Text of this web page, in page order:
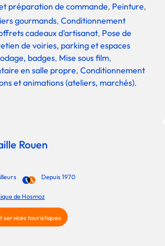
préparation de commande, Peinture,
gourmands, Conditionnement
cadeaux d'artisanat, Pose de
de voiries, parking et espaces
badges, Mise sous film,
en salle propre, Conditionnement
et animations (ateliers, marchés).
Rouen
Depuis 1970
de Hosmoz
services touristiques